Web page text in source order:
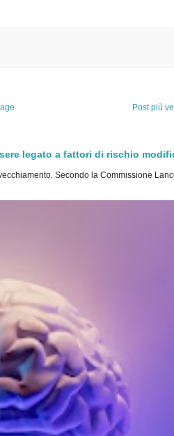
Post più
legato a fattori di rischio
Secondo la Commissione